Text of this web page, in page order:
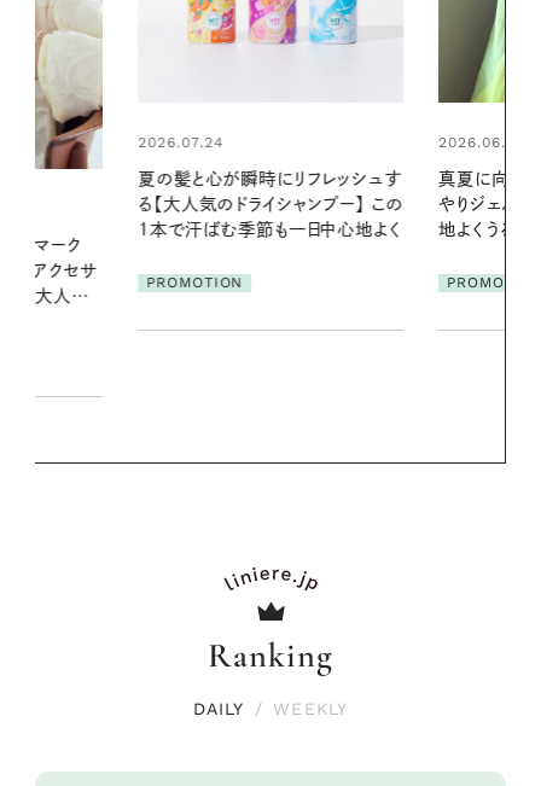
2026.06.01
真夏に向けて、ハーブが香るひん
やりジェルと出合う。暑い季節に心
地よくうるおう、軽やかなボディケ
PROMOTION
2026.06.01
お出かけ前
の一日。汗ば
に過ごす私
Ranking
DAILY / WEEKLY